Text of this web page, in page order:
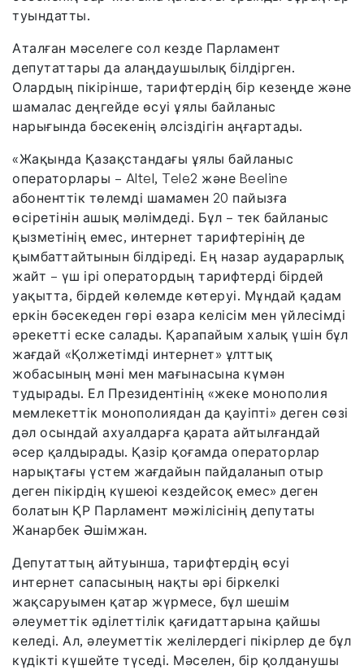
туындатты.
Аталған мәселеге сол кезде Парламент
депутаттары да алаңдаушылық білдірген.
Олардың пікірінше, тарифтердің бір кезеңде және
шамалас деңгейде өсуі ұялы байланыс
нарығында бәсекенің әлсіздігін аңғартады.
«Жақында Қазақстандағы ұялы байланыс
операторлары – Altel, Tele2 және Beeline
абоненттік төлемді шамамен 20 пайызға
өсіретінін ашық мәлімдеді. Бұл – тек байланыс
қызметінің емес, интернет тарифтерінің де
қымбаттайтынын білдіреді. Ең назар аударарлық
жайт – үш ірі оператордың тарифтерді бірдей
уақытта, бірдей көлемде көтеруі. Мұндай қадам
еркін бәсекеден гөрі өзара келісім мен үйлесімді
әрекетті еске салады. Қарапайым халық үшін бұл
жағдай «Қолжетімді интернет» ұлттық
жобасының мәні мен мағынасына күмән
тудырады. Ел Президентінің «жеке монополия
мемлекеттік монополиядан да қауіпті» деген сөзі
дәл осындай ахуалдарға қарата айтылғандай
әсер қалдырады. Қазір қоғамда операторлар
нарықтағы үстем жағдайын пайдаланып отыр
деген пікірдің күшеюі кездейсоқ емес» деген
болатын ҚР Парламент мәжілісінің депутаты
Жанарбек Әшімжан.
Депутаттың айтуынша, тарифтердің өсуі
интернет сапасының нақты әрі біркелкі
жақсаруымен қатар жүрмесе, бұл шешім
әлеуметтік әділеттілік қағидаттарына қайшы
келеді. Ал, әлеуметтік желілердегі пікірлер де бұл
күдікті күшейте түседі. Мәселен, бір қолданушы